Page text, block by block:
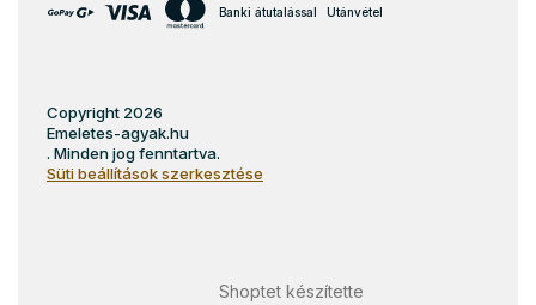
Banki átutalással Utánvétel
Shoptet készítette
Copyright 2026
Emeletes-agyak.hu
. Minden jog fenntartva.
Süti beállítások szerkesztése